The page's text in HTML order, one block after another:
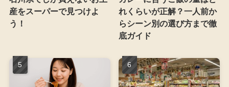
産をスーパーで見つけよ
う！
れくらいが正解？一人前か
らシーン別の選び方まで徹
底ガイド